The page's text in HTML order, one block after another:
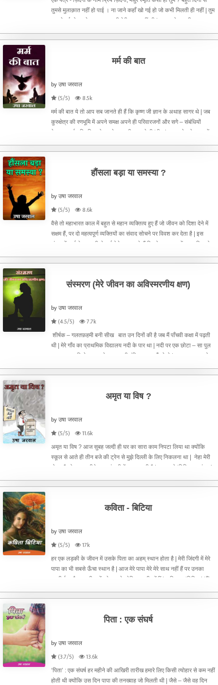
तुमसे मुलाक़ात नहीं हो पाई । ना जाने कहाँ खो गई हो जो कभी मिलती ही नहीं | तुम
जब से गई हो तबसे एक एक बार भी मेरी खबर नहीं ली | आज मुझे तुम्हारी बहुत याद
मर्म की बात
by उषा जरवाल
(5/5)
8.5k
मर्म की बात ये तो आप सब जानते ही हैं कि कृष्ण जी ज्ञान के अथाह सागर थे | जब
कुरुक्षेत्र की रणभूमि में अपने समक्ष अपने ही परिवारजनों और सगे – संबंधियों
देखकर अर्जुन विचलित हो गए थे तब श्री कृष्ण ने ही ‘गीता’ का उपदेश देकर उन्हें
हौंसला बड़ा या समस्या ?
by उषा जरवाल
(5/5)
8.6k
वैसे तो महाभारत काल में बहुत से महान व्यक्तित्व हुए हैं जो जीवन को दिशा देने में
सक्षम हैं, पर दो महत्वपूर्ण व्यक्तियों का संवाद सोचने पर विवश कर देता है | इस
संवाद में कर्ण ने कृष्ण जी से कई ऐसे प्रश्न पूछे हैं जिनके कारण उन्हें अपमानित होना
संस्मरण (मेरे जीवन का अविस्मरणीय क्षण)
by उषा जरवाल
(4.5/5)
7.7k
शीर्षक – गलतफ़हमी बनी सीख बात उन दिनों की है जब मैं पाँचवी कक्षा में पढ़ती
थी | मेरे गाँव का प्राथमिक विद्यालय नदी के पार था | नदी पर एक छोटा – सा पुल
बना हुआ था जिसे पार करके हम अपनी मंजिल तक पहुँचते थे | जब मन करता तो
अमृत या विष ?
by उषा जरवाल
(5/5)
11.6k
अमृत या विष ? आज सुबह जल्दी ही घर का सारा काम निपटा लिया था क्योंकि
स्कूल से आते ही तीन बजे की ट्रेन से मुझे दिल्ली के लिए निकलना था | नेहा मेरी
दोस्त है जो एक मल्टीनेशनल कंपनी में काम करती है | आज उसे ‘विशिष्ट प्रबंधक’
कविता - बिटिया
by उषा जरवाल
(5/5)
17k
हर एक लड़की के जीवन में उसके पिता का अहम् स्थान होता है | मेरी जिंदगी में मेरे
पापा का भी सबसे ऊँचा स्थान है | आज मेरे पापा मेरे मेरे साथ नहीं हैं पर उनका
आशीर्वाद और उनकी यादें हमेशा मुझे प्रेरित करती रहेंगीं | कविता – ‘बिटिया’ ‘मैं’
पिता : एक संघर्ष
by उषा जरवाल
(3.7/5)
13.6k
‘पिता’ : एक संघर्ष हर महीने की आखिरी तारीख हमारे लिए किसी त्योहार से कम नहीं
होती थी क्योंकि उस दिन पापा की तनख्वाह जो मिलती थी | जैसे – जैसे वह दिन